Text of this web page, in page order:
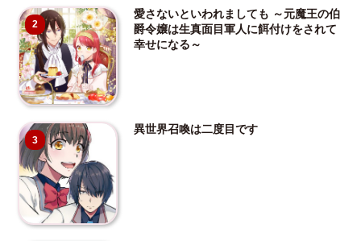
2
愛さないといわれましても ～元魔王の伯
爵令嬢は生真面目軍人に餌付けをされて
幸せになる～
3
異世界召喚は二度目です